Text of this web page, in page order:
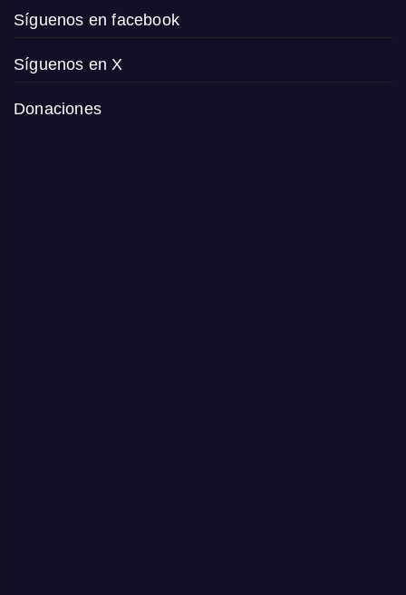
Síguenos en facebook
Síguenos en X
Donaciones